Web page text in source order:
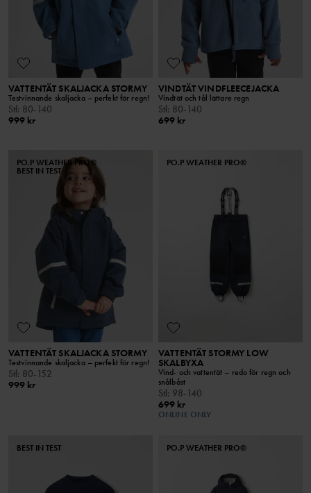
VATTENTÄT SKALJACKA STORMY
Testvinnande skaljacka – perfekt för regn!
Stl: 80-140
999 kr
VINDTÄT VINDFLEECEJACKA
Vindtät och tål lättare regn
Stl: 80-140
699 kr
PO.P WEATHER PRO®
BEST IN TEST
VATTENTÄT SKALJACKA STORMY
Testvinnande skaljacka – perfekt för regn!
Stl : 80-152
999 kr
PO.P WEATHER PRO®
VATTENTÄT STORMY LOW
SKALBYXA
Vind- och vattentät – redo för regn och
snålbåst
Stl : 98-140
699 kr
ONLINE ONLY
BEST IN TEST PO.P WEATHER PRO®